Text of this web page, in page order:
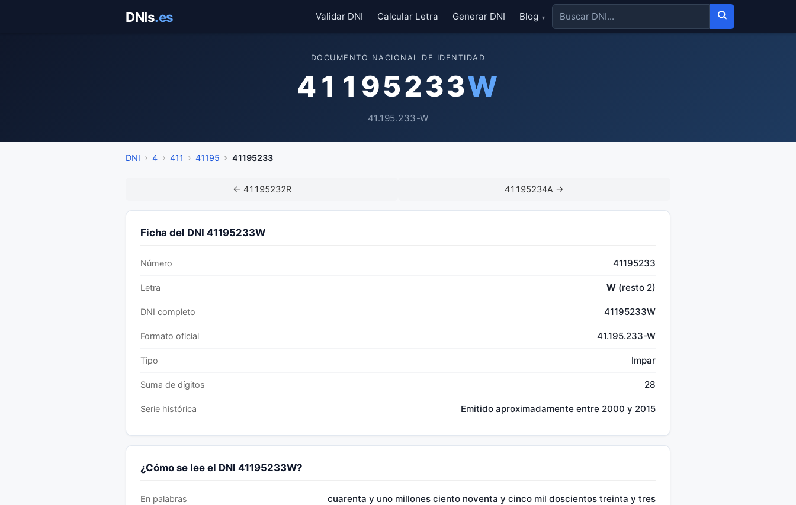
DNIs.es Validar DNI Calcular Letra Generar DNI Blog ▾
DOCUMENTO NACIONAL DE IDENTIDAD
41195233W
41.195.233-W
DNI 4 411 41195 41195233
← 41195232R 41195234A →
Ficha del DNI 41195233W
Número 41195233
Letra W (resto 2)
DNI completo 41195233W
Formato oficial 41.195.233-W
Tipo Impar
Suma de dígitos 28
Serie histórica Emitido aproximadamente entre 2000 y 2015
¿Cómo se lee el DNI 41195233W?
En palabras cuarenta y uno millones ciento noventa y cinco mil doscientos treinta y tres